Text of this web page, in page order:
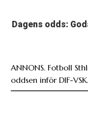
Dagens odds:
ANNONS. Fotboll
oddsen inför DIF-VSK.